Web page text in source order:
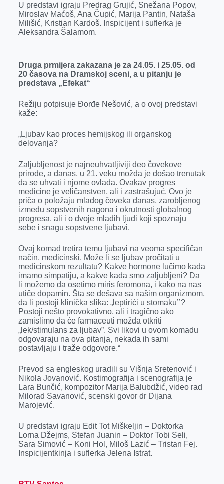
U predstavi igraju Predrag Grujić, Snežana Popov,
Miroslav Maćoš, Ana Čupić, Marija Pantin, Nataša
Milišić, Kristian Kardoš. Inspicijent i suflerka je
Aleksandra Šalamom.
Druga prmijera zakazana je za 24.05. i 25.05. od
20 časova na Dramskoj sceni, a u pitanju je
predstava „Efekat“
Režiju potpisuje Đorđe Nešović, a o ovoj predstavi
kaže:
„Ljubav kao proces hemijskog ili organskog
delovanja?
Zaljubljenost je najneuhvatljiviji deo čovekove
prirode, a danas, u 21. veku možda je došao trenutak
da se uhvati i njome ovlada. Ovakav progres
medicine je veličanstven, ali i zastrašujuć. Ovo je
priča o položaju mladog čoveka danas, zarobljenog
između sopstvenih nagona i okrutnosti globalnog
progresa, ali i o dvoje mladih ljudi koji spoznaju
sebe i snagu sopstvene ljubavi.
Ovaj komad tretira temu ljubavi na veoma specifičan
način, medicinski. Može li se ljubav pročitati u
medicinskom rezultatu? Kakve hormone lučimo kada
imamo simpatiju, a kakve kada smo zaljubljeni? Da
li možemo da osetimo miris feromona, i kako na nas
utiče dopamin. Šta se dešava sa našim organizmom,
da li postoji klinička slika: „leptirići u stomaku’’?
Postoji nešto provokativno, ali i tragično ako
zamislimo da će farmaceuti možda otkriti
„lek/stimulans za ljubav”. Svi likovi u ovom komadu
odgovaraju na ova pitanja, nekada ih sami
postavljaju i traže odgovore.“
Prevod sa engleskog uradili su Višnja Sretenović i
Nikola Jovanović. Kostimografija i scenografija je
Lara Bunčić, kompozitor Marija Balubdžić, video rad
Milorad Savanović, scenski govor dr Dijana
Marojević.
U predstavi igraju Edit Tot Miškeljin – Doktorka
Lorna Džejms, Stefan Juanin – Doktor Tobi Seli,
Sara Simović – Koni Hol, Miloš Lazić – Tristan Fej.
Inspicijentkinja i suflerka Jelena Istrat.